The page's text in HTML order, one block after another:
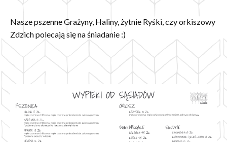
Nasze pszenne Grażyny, Haliny, żytnie Ryśki, czy orkiszowy
Zdzich polecają się na śniadanie :)